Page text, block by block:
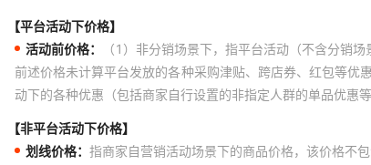
【平台活动下价格】
活动前价格：
（1）非分销场景下，指平台活动（不含分销
前述价格未计算平台发放的各种采购津贴、跨店券、红包等
动下的各种优惠（包括商家自行设置的非指定人群的单品优惠
【非平台活动下价格】
划线价格： 指商家自营销活动场景下的商品价格，该价格不